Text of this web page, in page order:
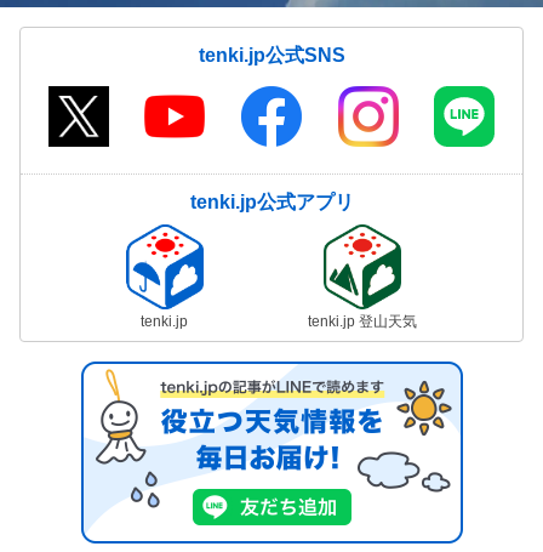
tenki.jp公式SNS
tenki.jp公式アプリ
tenki.jp tenki.jp 登山天気